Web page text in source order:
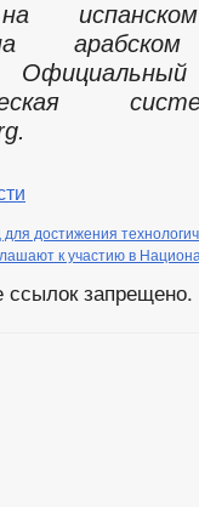
на
на
достижения
к участию в
запрещено.